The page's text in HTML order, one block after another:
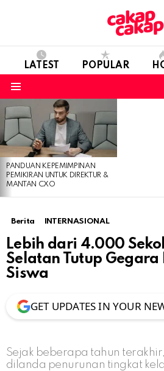
LATEST POPULAR
LATEST
STORIES
PANDUAN KEPEMIMPINAN
PEMIKIRAN UNTUK DIREKTUR &
MANTAN CXO
Berita INTERNASIONAL
Lebih dari 4.000
Selatan Tutup
Siswa
GET UPDATES IN YOUR
Sejak beberapa tahun
dilanda penurunan tingkat